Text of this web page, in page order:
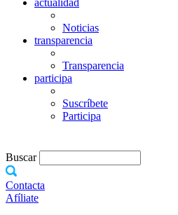
actualidad
Noticias
transparencia
Transparencia
participa
Suscríbete
Participa
Buscar
Contacta
Afíliate